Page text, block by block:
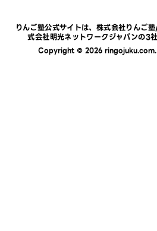
りんご塾公式サイトは、 株式会社りんご塾
式会社明光ネットワークジャパンの3
Copyright © 2026